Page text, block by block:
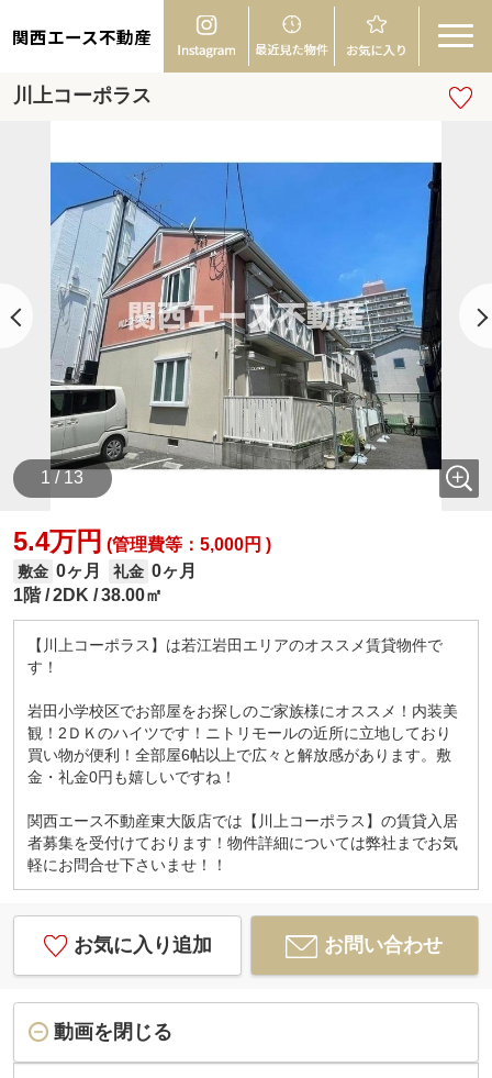
関西エース不動産
川上コーポラス
1 / 13
5.4万円 (管理費等：5,000円 )
敷金 0ヶ月 礼金 0ヶ月
1階 2DK 38.00㎡
【川上コーポラス】は若江岩田エリアのオススメ賃貸物件で
す！
岩田小学校区でお部屋をお探しのご家族様にオススメ！内装美
観！2ＤＫのハイツです！ニトリモールの近所に立地しており
買い物が便利！全部屋6帖以上で広々と解放感があります。敷
金・礼金0円も嬉しいですね！
関西エース不動産東大阪店では【川上コーポラス】の賃貸入居
者募集を受付けております！物件詳細については弊社までお気
軽にお問合せ下さいませ！！
お気に入り追加 お問い合わせ
動画を閉じる